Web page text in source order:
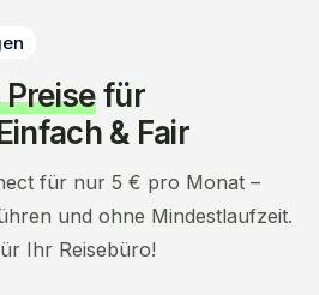
für
& Fair
für nur 5 € pro Monat –
und ohne Mindestlaufzeit.
Ihr Reisebüro!